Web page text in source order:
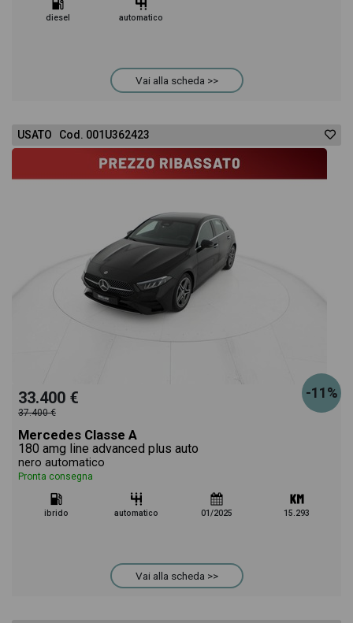
diesel automatico
Vai alla scheda >>
USATO Cod. 001U362423
-11%
33.400 €
37.400 €
Mercedes Classe A
180 amg line advanced plus auto
nero automatico
Pronta consegna
ibrido automatico 01/2025 15.293
Vai alla scheda >>